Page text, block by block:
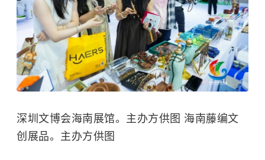
深圳文博会海南展馆。主办方供图 海南藤编文
创展品。主办方供图